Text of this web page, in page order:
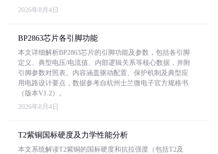
2026年8月4日
BP2863芯片各引脚功能
本文详细解析BP2863芯片的引脚功能及参数，包括各引脚
定义、典型电压/电流值、内部逻辑关系等核心数据，并附
引脚参数对照表。内容涵盖驱动配置、保护机制及典型应
用电路设计要点，数据参考自杭州士兰微电子官方规格书
（版本V1.2）。
2026年8月4日
T2紫铜国标硬度及力学性能分析
本文系统解读T2紫铜的国标硬度和抗拉强度（包括T2及